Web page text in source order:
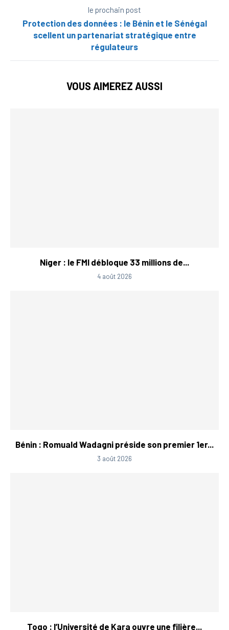
le prochain post
Protection des données : le Bénin et le Sénégal
scellent un partenariat stratégique entre
régulateurs
VOUS AIMEREZ AUSSI
Niger : le FMI débloque 33 millions de...
4 août 2026
Bénin : Romuald Wadagni préside son premier 1er...
3 août 2026
Togo : l’Université de Kara ouvre une filière...